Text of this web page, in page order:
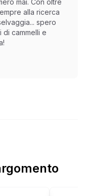
mai. Con oltre
alla ricerca
spero
di cammelli e